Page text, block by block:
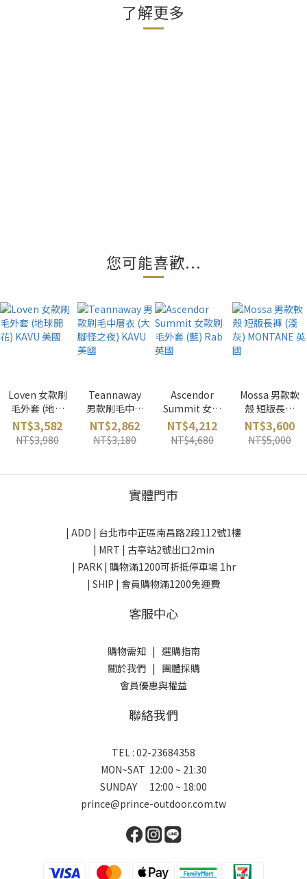
了解更多
您可能喜歡...
Loven 女款刷
毛外套 (地球
開花) KAVU 美
國
NT$3,582
NT$3,980
Teannaway
男款刷毛中層
衣 (大腳怪之
夜) KAVU 美國
NT$2,862
NT$3,180
Ascendor
Summit 女款
刷毛外套 (藍)
Rab 英國
NT$4,212
NT$4,680
Mossa 男款軟
殼 短版長褲
(淺灰)
MONTANE 英
國
NT$3,600
NT$5,000
實體門市
| ADD | 台北市中正區南昌路2段112號1樓
| MRT | 古亭站2號出口2min
| PARK | 購物滿1200可折抵停車場 1hr
| SHIP | 會員購物滿1200免運費
客服中心
購物需知| 選購指南
關於我們| 團體採購
會員優惠與權益
聯絡我們
TEL : 02-23684358
MON~SAT 12:00 ~ 21:30
SUNDAY 12:00 ~ 18:00
prince@prince-outdoor.com.tw